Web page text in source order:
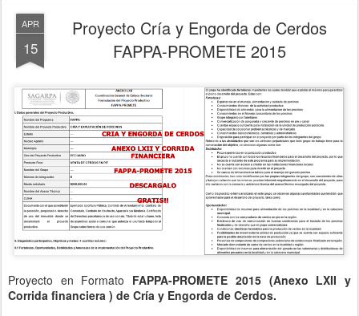
APR
15
Proyecto Cría y Engorda de Cerdos
FAPPA-PROMETE 2015
Proyecto en Formato FAPPA-PROMETE 2015 (Anexo LXII y
Corrida financiera ) de Cría y Engorda de Cerdos.